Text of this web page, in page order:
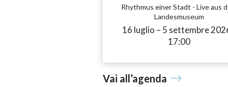
Rhythmus einer Stadt - Live aus
Landesmuseum
16 luglio – 5 settembre
17:00
Vai all’agenda